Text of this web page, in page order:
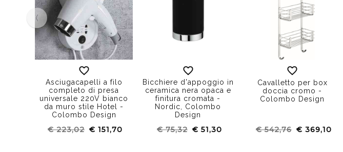
Asciugacapelli a filo
completo di presa
universale 220V bianco
da muro stile Hotel -
Colombo Design
€ 223,02 € 151,70
Bicchiere d'appoggio in
ceramica nera opaca e
finitura cromata -
Nordic, Colombo
Design
€ 75,32 € 51,30
Cavalletto per box
doccia cromo -
Colombo Design
€ 542,76 € 369,10
‹